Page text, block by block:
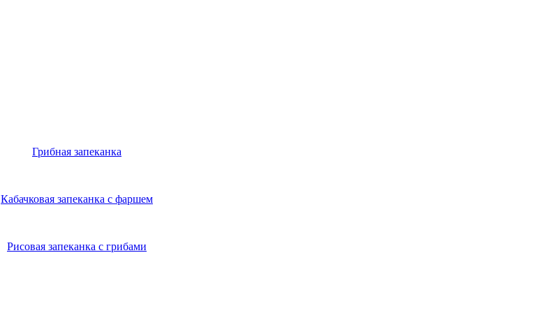
Грибная запеканка
Кабачковая запеканка с фаршем
Рисовая запеканка с грибами